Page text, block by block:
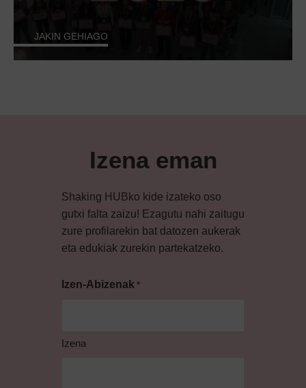
JAKIN GEHIAGO
Izena eman
Shaking HUBko kide izateko oso
gutxi falta zaizu! Ezagutu nahi zaitugu
zure profilarekin bat datozen aukerak
eta edukiak zurekin partekatzeko.
Izen-Abizenak *
Izena